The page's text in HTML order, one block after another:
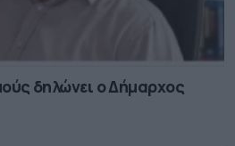
δηλώνει ο Δήμαρχος